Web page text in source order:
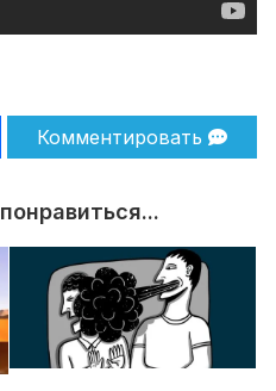
Комментировать